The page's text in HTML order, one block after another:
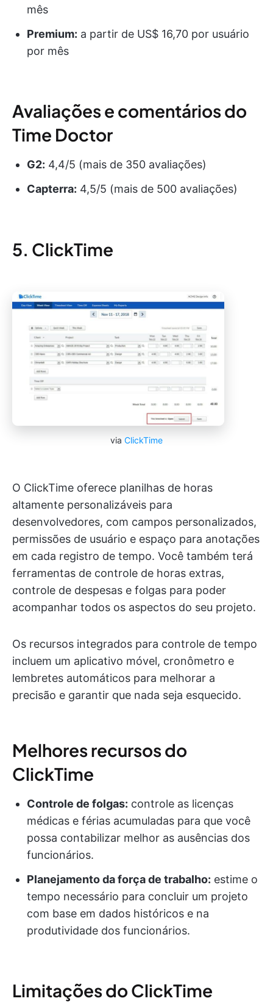
mês
Premium: a partir de US$ 16,70 por usuário
por mês
Avaliações e comentários do
Time Doctor
G2: 4,4/5 (mais de 350 avaliações)
Capterra: 4,5/5 (mais de 500 avaliações)
5. ClickTime
via ClickTime
O ClickTime oferece planilhas de horas
altamente personalizáveis para
desenvolvedores, com campos personalizados,
permissões de usuário e espaço para anotações
em cada registro de tempo. Você também terá
ferramentas de controle de horas extras,
controle de despesas e folgas para poder
acompanhar todos os aspectos do seu projeto.
Os recursos integrados para controle de tempo
incluem um aplicativo móvel, cronômetro e
lembretes automáticos para melhorar a
precisão e garantir que nada seja esquecido.
Melhores recursos do
ClickTime
Controle de folgas: controle as licenças
médicas e férias acumuladas para que você
possa contabilizar melhor as ausências dos
funcionários.
Planejamento da força de trabalho: estime o
tempo necessário para concluir um projeto
com base em dados históricos e na
produtividade dos funcionários.
Limitações do ClickTime